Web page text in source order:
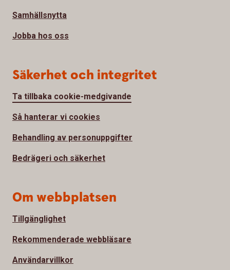
Samhällsnytta
Jobba hos oss
Säkerhet och integritet
Ta tillbaka cookie-medgivande
Så hanterar vi cookies
Behandling av personuppgifter
Bedrägeri och säkerhet
Om webbplatsen
Tillgänglighet
Rekommenderade webbläsare
Användarvillkor